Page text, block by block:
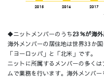
◆ニットメンバーのうち23％が海
海外メンバーの居住地は世界33か
「ヨーロッパ」と「北米」です。
ニットに所属するメンバーの多く
ムで業務を行います。海外メンバ